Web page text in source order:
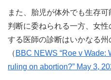
また、胎児が体外でも生存
判断に委ねられる一方、女
する医師の診断はいかなる
（ BBC NEWS “Roe v Wade:
ruling on abortion?” May 3,